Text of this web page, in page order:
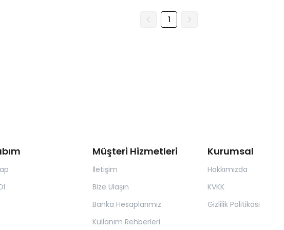
1
Müşteri Hizmetleri
İletişim
Bize Ulaşın
Banka Hesaplarımız
Kullanım Rehberleri
Kurumsal
Hakkımızda
KVKK
Gizlilik Politikası